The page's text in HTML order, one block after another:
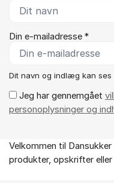
Din e-mailadresse *
Dit navn og indlæg kan ses
Jeg har gennemgået
personoplysninger og
Om forummet
Velkommen til
produkter, opskrifter